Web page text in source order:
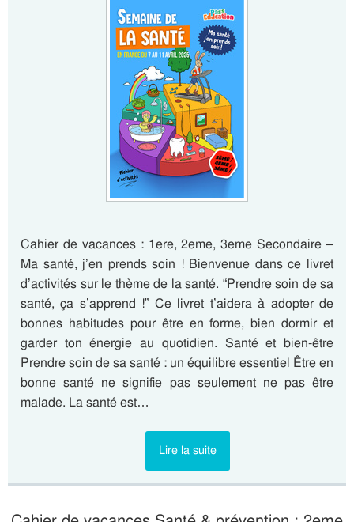
Cahier de vacances : 1ere, 2eme, 3eme Secondaire –
Ma santé, j’en prends soin ! Bienvenue dans ce livret
d’activités sur le thème de la santé. “Prendre soin de sa
santé, ça s’apprend !” Ce livret t’aidera à adopter de
bonnes habitudes pour être en forme, bien dormir et
garder ton énergie au quotidien. Santé et bien-être
Prendre soin de sa santé : un équilibre essentiel Être en
bonne santé ne signifie pas seulement ne pas être
malade. La santé est…
Lire la suite